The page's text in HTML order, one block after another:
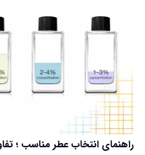
راهنمای انتخاب عطر مناسب ؛